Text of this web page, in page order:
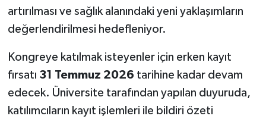
artırılması ve sağlık alanındaki yeni yaklaşımların
değerlendirilmesi hedefleniyor.
Kongreye katılmak isteyenler için erken kayıt
fırsatı 31 Temmuz 2026 tarihine kadar devam
edecek. Üniversite tarafından yapılan duyuruda,
katılımcıların kayıt işlemleri ile bildiri özeti